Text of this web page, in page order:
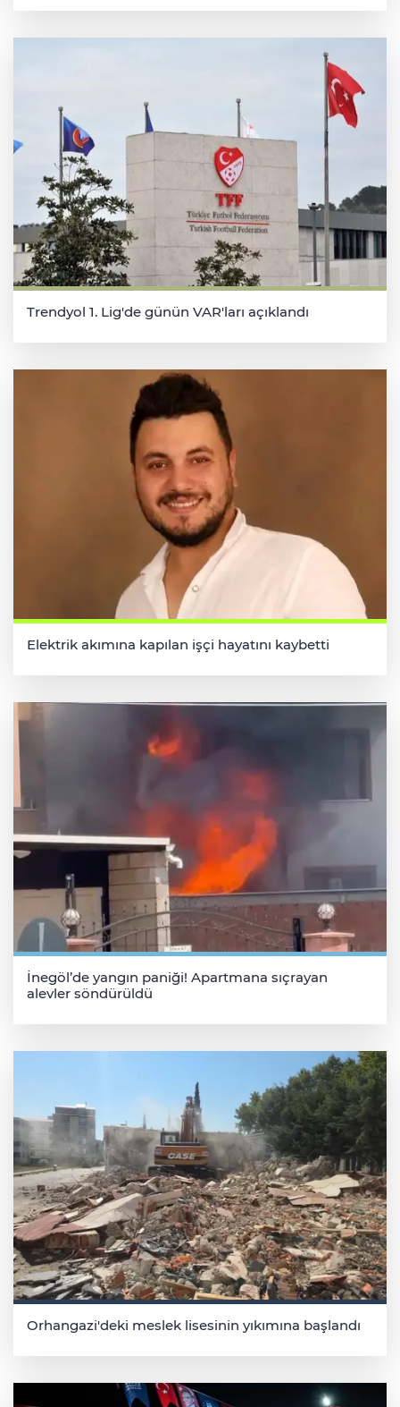
Trendyol 1. Lig'de günün VAR'ları açıklandı
Elektrik akımına kapılan işçi hayatını kaybetti
İnegöl’de yangın paniği! Apartmana sıçrayan
alevler söndürüldü
Orhangazi'deki meslek lisesinin yıkımına başlandı